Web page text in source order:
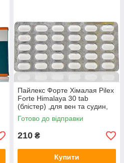
Пайлекс Форте Хімалая Pilex
Forte Himalaya 30 tab
(блістер) ,для вен та судин,
від варікозу, від геморою
Готово до відправки
210 ₴
Купити